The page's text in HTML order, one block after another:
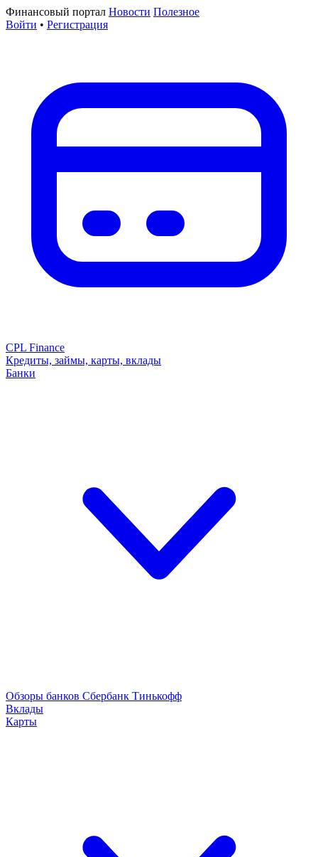
Финансовый портал Новости Полезное
Войти • Регистрация
CPL Finance
Кредиты, займы, карты, вклады
Банки
Обзоры банков Сбербанк Тинькофф
Вклады
Карты